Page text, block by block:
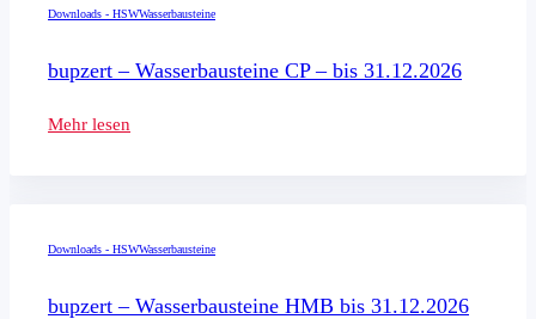
Downloads - HSWWasserbausteine
bupzert – Wasserbausteine CP – bis 31.12.2026
Mehr lesen
Downloads - HSWWasserbausteine
bupzert – Wasserbausteine HMB bis 31.12.2026